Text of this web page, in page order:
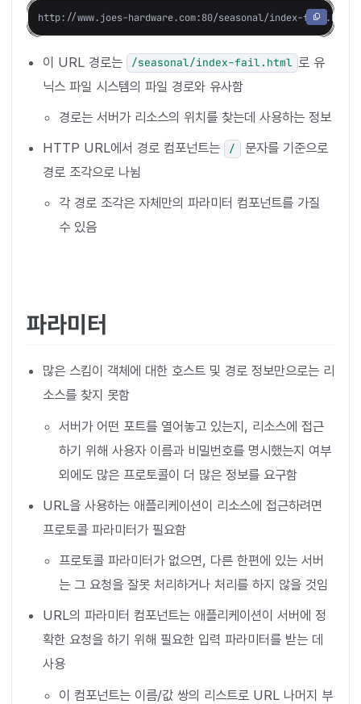
이 URL 경로는 /seasonal/index-fail.html 로 유
닉스 파일 시스템의 파일 경로와 유사함
경로는 서버가 리소스의 위치를 찾는데 사용하는 정보
HTTP URL에서 경로 컴포넌트는
/
문자를 기준으로
경로 조각으로 나뉨
각 경로 조각은 자체만의 파라미터 컴포넌트를 가질
수 있음
파라미터
많은 스킴이 객체에 대한 호스트 및 경로 정보만으로는 리
소스를 찾지 못함
서버가 어떤 포트를 열어놓고 있는지, 리소스에 접근
하기 위해 사용자 이름과 비밀번호를 명시했는지 여부
외에도 많은 프로토콜이 더 많은 정보를 요구함
URL을 사용하는 애플리케이션이 리소스에 접근하려면
프로토콜 파라미터가 필요함
프로토콜 파라미터가 없으면, 다른 한편에 있는 서버
는 그 요청을 잘못 처리하거나 처리를 하지 않을 것임
URL의 파라미터 컴포넌트는 애플리케이션이 서버에 정
확한 요청을 하기 위해 필요한 입력 파라미터를 받는 데
사용
이 컴포넌트는 이름/값 쌍의 리스트로 URL 나머지 부